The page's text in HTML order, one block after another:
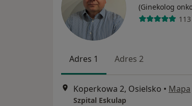
(Ginekolog
Adres 1 Adres 2
Koperkowa 2, Osielsko • Mapa
Szpital Eskulap